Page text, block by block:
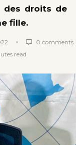
des droits de
fille.
0 comments
read